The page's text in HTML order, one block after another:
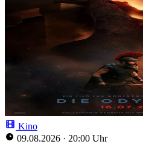
Kino
09.08.2026 · 20:00 Uhr